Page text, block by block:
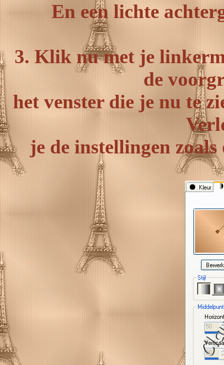
En een lichte
3. Klik nu met je
de
het venster die je nu te
je de instellingen